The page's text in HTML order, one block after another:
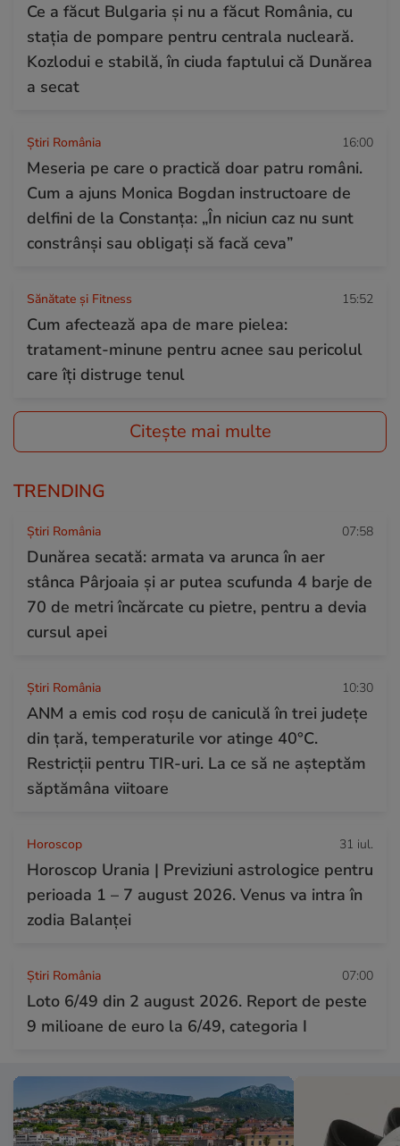
Ce a făcut Bulgaria și nu a făcut România, cu
stația de pompare pentru centrala nucleară.
Kozlodui e stabilă, în ciuda faptului că Dunărea
a secat
Știri România 16:00
Meseria pe care o practică doar patru români.
Cum a ajuns Monica Bogdan instructoare de
delfini de la Constanța: „În niciun caz nu sunt
constrânși sau obligați să facă ceva”
Sănătate și Fitness 15:52
Cum afectează apa de mare pielea:
tratament-minune pentru acnee sau pericolul
care îți distruge tenul
Citește mai multe
TRENDING
Știri România 07:58
Dunărea secată: armata va arunca în aer
stânca Pârjoaia și ar putea scufunda 4 barje de
70 de metri încărcate cu pietre, pentru a devia
cursul apei
Știri România 10:30
ANM a emis cod roșu de caniculă în trei județe
din țară, temperaturile vor atinge 40°C.
Restricții pentru TIR-uri. La ce să ne așteptăm
săptămâna viitoare
Horoscop 31 iul.
Horoscop Urania | Previziuni astrologice pentru
perioada 1 – 7 august 2026. Venus va intra în
zodia Balanței
Știri România 07:00
Loto 6/49 din 2 august 2026. Report de peste
9 milioane de euro la 6/49, categoria I